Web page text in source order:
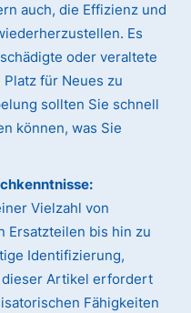
auch, die Effizienz und
Es
oder veraltete
für Neues zu
sollten Sie schnell
können, was Sie
Vielzahl von
Ersatzteilen bis hin zu
Identifizierung,
Artikel erfordert
Fähigkeiten